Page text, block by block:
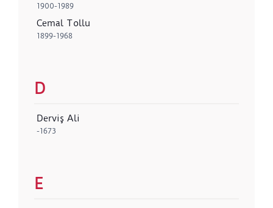
1900-1989
Cemal Tollu
1899-1968
D
Derviş Ali
-1673
E